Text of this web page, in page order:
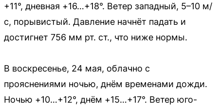
+11°, дневная +16…+18°. Ветер западный, 5–10 м/
с, порывистый. Давление начнёт падать и
достигнет 756 мм рт. ст., что ниже нормы.
В воскресенье, 24 мая, облачно с
прояснениями ночью, днём временами дожди.
Ночью +10…+12°, днём +15…+17°. Ветер юго-